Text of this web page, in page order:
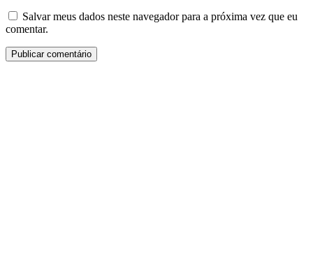
Salvar meus dados neste navegador para a próxima vez que eu
comentar.